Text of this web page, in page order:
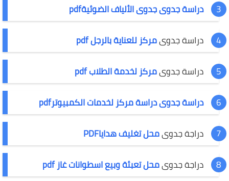
دراسة جدوى جدوى الألياف الضوئيةpdf
دراسة جدوىمركز للعناية بالرجل pdf
دراسة جدوىمركز لخدمة الطلاب pdf
دراسة جدوى دراسة مركز لخدمات الكمبيوترpdf
دراجة جدوىمحل تغليف هداياPDF
دراجة جدوىمحل تعبئة وبيع اسطوانات غاز pdf